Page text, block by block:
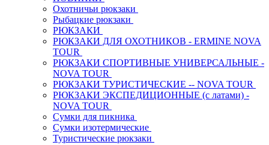
Охотничьи рюкзаки
Рыбацкие рюкзаки
РЮКЗАКИ
РЮКЗАКИ ДЛЯ ОХОТНИКОВ - ERMINE NOVA
TOUR
РЮКЗАКИ СПОРТИВНЫЕ УНИВЕРСАЛЬНЫЕ -
NOVA TOUR
РЮКЗАКИ ТУРИСТИЧЕСКИЕ -- NOVA TOUR
РЮКЗАКИ ЭКСПЕДИЦИОННЫЕ (с латами) -
NOVA TOUR
Сумки для пикника
Сумки изотермические
Туристические рюкзаки